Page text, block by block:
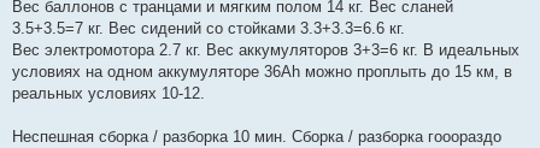
Вес баллонов с транцами и мягким полом 14 кг. Вес сланей
3.5+3.5=7 кг. Вес сидений со стойками 3.3+3.3=6.6 кг.
Вес электромотора 2.7 кг. Вес аккумуляторов 3+3=6 кг. В идеальных
условиях на одном аккумуляторе 36Ah можно проплыть до 15 км, в
реальных условиях 10-12.
Неспешная сборка / разборка 10 мин. Сборка / разборка гооораздо